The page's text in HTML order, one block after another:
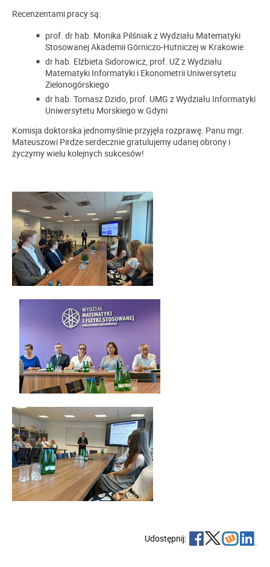
Recenzentami pracy są:
prof. dr hab. Monika Pilśniak z Wydziału Matematyki
Stosowanej Akademii Górniczo-Hutniczej w Krakowie
dr hab. Elżbieta Sidorowicz, prof. UZ z Wydziału
Matematyki Informatyki i Ekonometrii Uniwersytetu
Zielonogórskiego
dr hab. Tomasz Dzido, prof. UMG z Wydziału Informatyki
Uniwersytetu Morskiego w Gdyni
Komisja doktorska jednomyślnie przyjęła rozprawę. Panu mgr.
Mateuszowi Pirdze serdecznie gratulujemy udanej obrony i
życzymy wielu kolejnych sukcesów!
Udostępnij: